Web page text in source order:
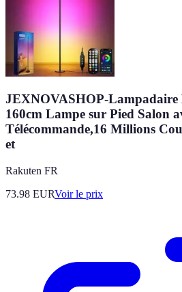
JEXNOVASHOP-
160cm Lampe sur Pied Salon
Télécommande,16 Millions
et
Rakuten FR
73.98 EURVoir le prix